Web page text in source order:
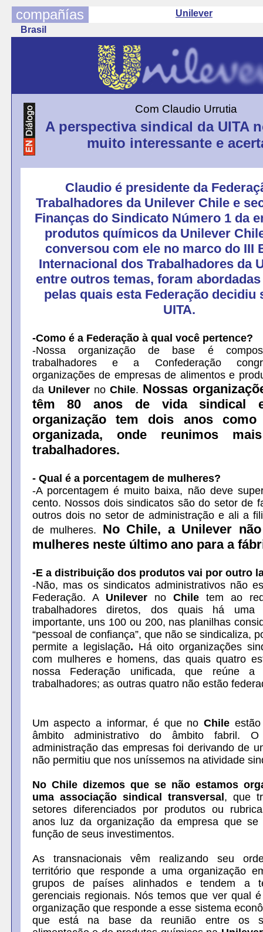
compañías
Unilever
Brasil
Com Claudio Urrutia
A perspectiva sindical da UITA
muito interessante e
Claudio é presidente da
Trabalhadores da Unilever Chile e
Finanças do Sindicato Número 1 da
produtos químicos da Unilever
conversou com ele no marco do III
Internacional dos Trabalhadores da
entre outros temas, foram
pelas quais esta Federação decidiu
UITA.
-Como é a Federação à qual você pertence?
-Nossa organização de base é
trabalhadores e a Confederação
organizações de empresas de alimentos e
da Unileverno Chile. Nossas
têm 80 anos de vida sindical
organização tem dois anos como
organizada, onde reunimos
trabalhadores.
- Qual é a porcentagem de mulheres?
-A porcentagem é muito baixa, não deve
cento. Nossos dois sindicatos são do setor de
outros dois no setor de administração e ali a
de mulheres. No Chile, a Unilever
mulheres neste último ano para a
-E a distribuição dos produtos vai por outro
-Não, mas os sindicatos administrativos não
Federação. A Unileverno Chiletem ao
trabalhadores diretos, dos quais há uma
importante, uns 100 ou 200, nas planilhas
“pessoal de confiança”, que não se sindicaliza,
permite a legislação. Há oito organizações
com mulheres e homens, das quais quatro
nossa Federação unificada, que reúne a
trabalhadores; as outras quatro não estão
Um aspecto a informar, é que noChile
âmbito administrativo do âmbito fabril.
administração das empresas foi derivando de
não permitiu que nos uníssemos na atividade
No Chile dizemos que se não estamos
uma associação sindical transversal , que
setores diferenciados por produtos ou
anos luz da organização da empresa que se
função de seus investimentos.
As transnacionais vêm realizando seu
território que responde a uma organização
grupos de países alinhados e tendem a
gerenciais regionais. Nós temos que ver qual
organização que responde a esse sistema
que está na base da reunião entre os